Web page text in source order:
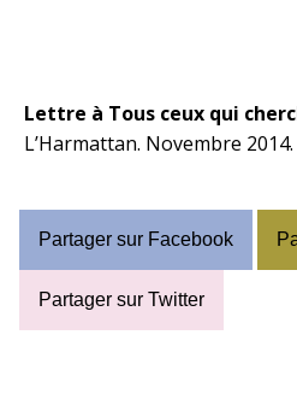
Lettre à Tous ceux qui
L’Harmattan. Novembre 2014.
Partager sur Facebook
Partager sur Twitter